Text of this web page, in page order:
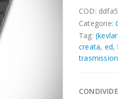
COD:
Categorie:
Tag:
creata, ed,